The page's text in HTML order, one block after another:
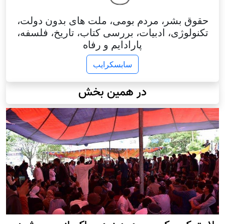
حقوق بشر، مردم بومی، ملت های بدون دولت،
تکنولوژی، ادبیات، بررسی کتاب، تاریخ، فلسفه،
پارادایم و رفاه
سابسکرایب
در همین بخش